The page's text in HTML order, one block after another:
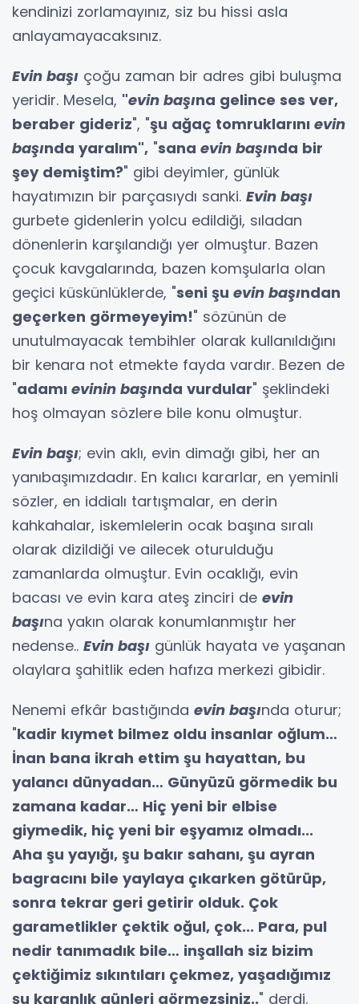
kendinizi zorlamayınız, siz bu hissi asla
anlayamayacaksınız.
Evin başı çoğu zaman bir adres gibi buluşma
yeridir. Mesela, "evin başına gelince ses ver,
beraber gideriz", "şu ağaç tomruklarını evin
başında yaralım", "sana evin başında bir
şey demiştim?" gibi deyimler, günlük
hayatımızın bir parçasıydı sanki. Evin başı
gurbete gidenlerin yolcu edildiği, sıladan
dönenlerin karşılandığı yer olmuştur. Bazen
çocuk kavgalarında, bazen komşularla olan
geçici küskünlüklerde, "seni şu evin başından
geçerken görmeyeyim!" sözünün de
unutulmayacak tembihler olarak kullanıldığını
bir kenara not etmekte fayda vardır. Bezen de
"adamı evinin başında vurdular" şeklindeki
hoş olmayan sözlere bile konu olmuştur.
Evin başı; evin aklı, evin dimağı gibi, her an
yanıbaşımızdadır. En kalıcı kararlar, en yeminli
sözler, en iddialı tartışmalar, en derin
kahkahalar, iskemlelerin ocak başına sıralı
olarak dizildiği ve ailecek oturulduğu
zamanlarda olmuştur. Evin ocaklığı, evin
bacası ve evin kara ateş zinciri de evin
başına yakın olarak konumlanmıştır her
nedense.. Evin başı günlük hayata ve yaşanan
olaylara şahitlik eden hafıza merkezi gibidir.
Nenemi efkâr bastığında evin başında oturur;
"kadir kıymet bilmez oldu insanlar oğlum…
İnan bana ikrah ettim şu hayattan, bu
yalancı dünyadan… Günyüzü görmedik bu
zamana kadar… Hiç yeni bir elbise
giymedik, hiç yeni bir eşyamız olmadı...
Aha şu yayığı, şu bakır sahanı, şu ayran
bagracını bile yaylaya çıkarken götürüp,
sonra tekrar geri getirir olduk. Çok
garametlikler çektik oğul, çok... Para, pul
nedir tanımadık bile… inşallah siz bizim
çektiğimiz sıkıntıları çekmez, yaşadığımız
şu karanlık günleri görmezsiniz.." derdi.